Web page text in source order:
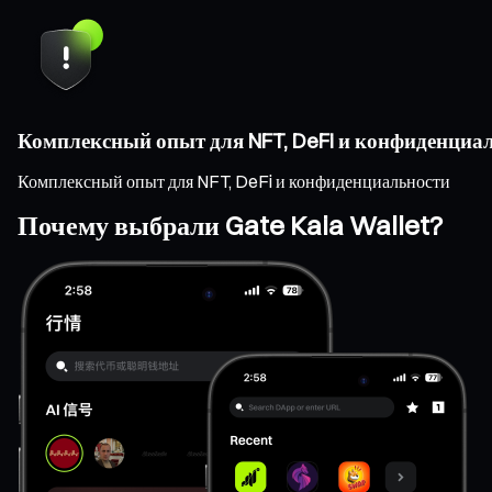
Комплексный опыт для NFT, DeFi и
Комплексный опыт для NFT, DeFi и конфиденциальности
Почему выбрали Gate Kaia Wallet?